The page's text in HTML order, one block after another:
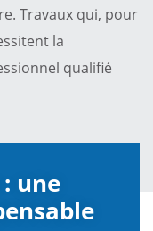
Travaux qui, pour
la
qualifié
une